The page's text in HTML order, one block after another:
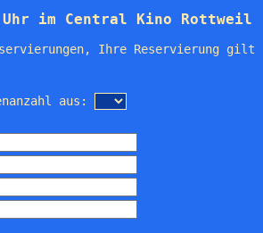
Uhr im Central Kino Rottweil
Ihre Reservierung gilt
aus: